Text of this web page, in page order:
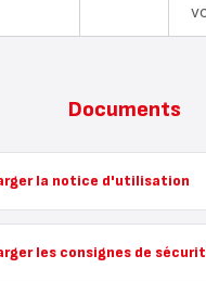
Documents
la notice d'utilisation
les consignes de